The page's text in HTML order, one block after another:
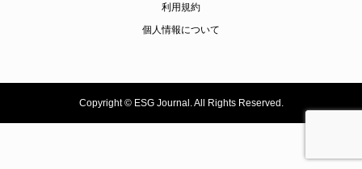
利用規約
個人情報について
Copyright ©ESG Journal. All Rights Reserved.